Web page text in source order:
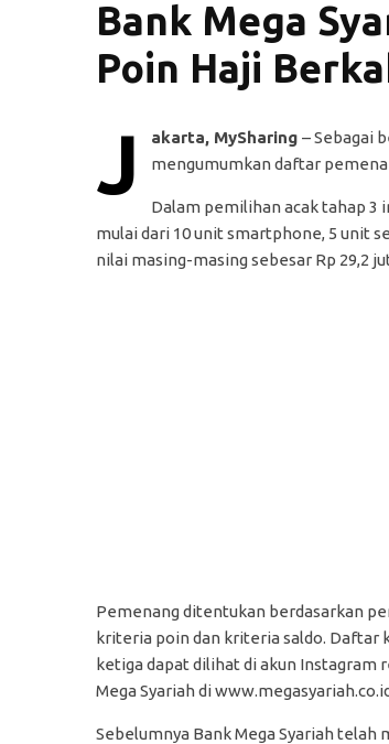
Bank Mega
Poin Haji
J akarta, MySharing – Sebagai
mengumumkan daftar
Dalam pemilihan acak tahap 3
mulai dari 10 unit smartphone, 5 unit
nilai masing-masing sebesar Rp 29,2
Pemenang ditentukan berdasarkan
kriteria poin dan kriteria saldo. Daftar
ketiga dapat dilihat di akun Instagram
Mega Syariah di
Sebelumnya Bank Mega Syariah telah